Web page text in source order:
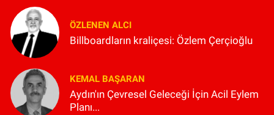
ÖZLENEN ALCI
Billboardların kraliçesi: Özlem Çerçioğlu
KEMAL BAŞARAN
Aydın'ın Çevresel Geleceği İçin Acil Eylem
Planı...